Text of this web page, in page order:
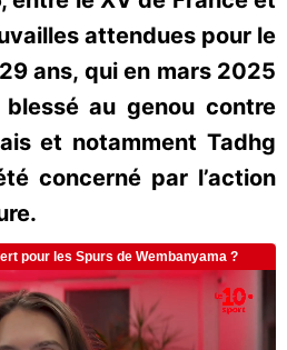
attendues pour le
ans, qui en mars 2025
blessé au genou contre
et notamment Tadhg
concerné par l’action